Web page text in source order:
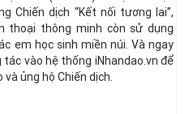
Chiến dịch “Kết nối tương lai”,
thoại thông minh còn sử dụng
em học sinh miền núi. Và ngay
vào hệ thống iNhandao.vn để
ủng hộ Chiến dịch.